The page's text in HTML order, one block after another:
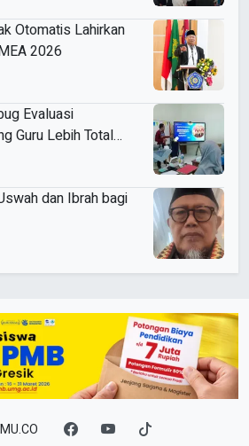
Otomatis Lahirkan
2026
Evaluasi
Guru Lebih Total
dan Ibrah bagi